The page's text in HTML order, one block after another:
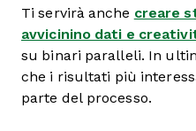
Ti servirà anche creare
avvicinino dati e
su binari paralleli. In
che i risultati più
parte del processo.